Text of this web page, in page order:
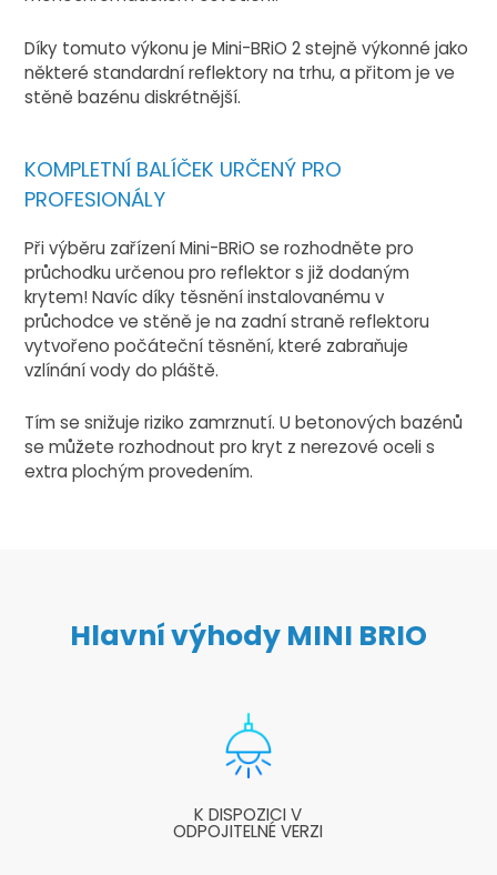
Díky tomuto výkonu je Mini-BRiO 2 stejně výkonné jako
některé standardní reflektory na trhu, a přitom je ve
stěně bazénu diskrétnější.
KOMPLETNÍ BALÍČEK URČENÝ PRO
PROFESIONÁLY
Při výběru zařízení Mini-BRiO se rozhodněte pro
průchodku určenou pro reflektor s již dodaným
krytem! Navíc díky těsnění instalovanému v
průchodce ve stěně je na zadní straně reflektoru
vytvořeno počáteční těsnění, které zabraňuje
vzlínání vody do pláště.
Tím se snižuje riziko zamrznutí. U betonových bazénů
se můžete rozhodnout pro kryt z nerezové oceli s
extra plochým provedením.
Hlavní výhody MINI BRIO
K DISPOZICI V
ODPOJITELNÉ VERZI